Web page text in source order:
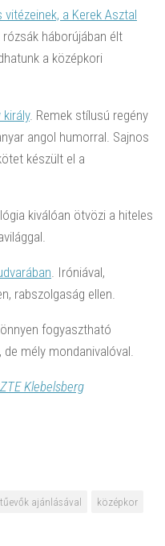
a Kerek Asztal
rózsák háborújában élt
a középkori
király. Remek stílusú regény
angol humorral. Sajnos
készült el a
kiválóan ötvözi a hiteles
. Iróniával,
rabszolgaság ellen.
fogyasztható
mély mondanivalóval.
Klebelsberg
ajánlásával
középkor